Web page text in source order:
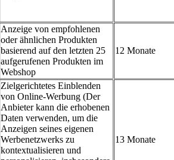
Anzeige von empfohlenen
oder ähnlichen Produkten
basierend auf den letzten 25
aufgerufenen Produkten im
Webshop
12 Monate
Zielgerichtetes Einblenden
von Online-Werbung (Der
Anbieter kann die erhobenen
Daten verwenden, um die
Anzeigen seines eigenen
Werbenetzwerks zu
kontextualisieren und
13 Monate